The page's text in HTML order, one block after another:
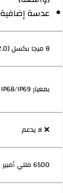
عدسة إضافية
8 ميجا بكسل (f/2.0) - (واسعة)
بمعيار IP68/IP69
❌ لا يدعم
6500 مللي أمبير